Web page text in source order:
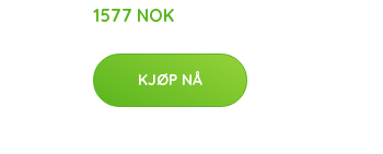
1577 NOK
KJØP NÅ